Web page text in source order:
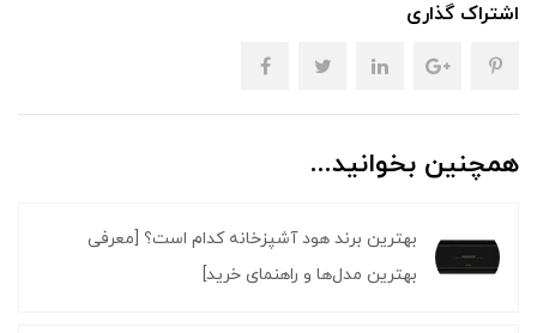
اشتراک گذاری
همچنین بخوانید...
بهترین برند هود آشپزخانه کدام است؟ [معرفی
بهترین مدل‌ها و راهنمای خرید]